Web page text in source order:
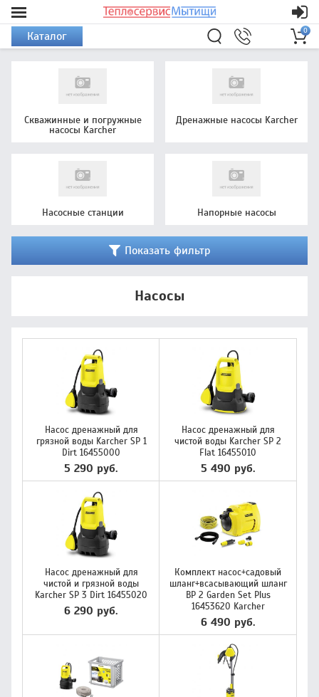
Каталог 0
Скважинные и погружные
насосы Karcher
Дренажные насосы Karcher
Насосные станции Напорные насосы
Показать фильтр
Насосы
Насос дренажный для
грязной воды Karcher SP 1
Dirt 16455000
5 290 руб.
Насос дренажный для
чистой воды Karcher SP 2
Flat 16455010
5 490 руб.
Насос дренажный для
чистой и грязной воды
Karcher SP 3 Dirt 16455020
6 290 руб.
Комплект насос+садовый
шланг+всасывающий шланг
BP 2 Garden Set Plus
16453620 Karcher
6 490 руб.